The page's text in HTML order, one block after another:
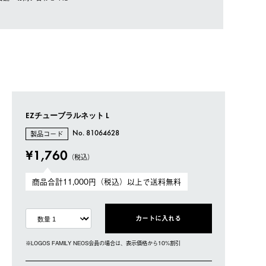
EZチューブラルネット L
製品コード No. 81064628
¥1,760（税込）
商品合計11,000円（税込）以上で送料無料
カートに入れる
※LOGOS FAMILY NEOS会員の場合は、表⽰価格から10%割引